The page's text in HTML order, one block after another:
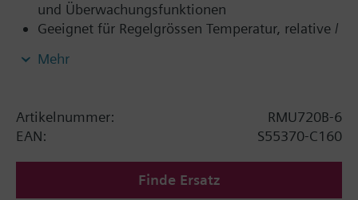
und Überwachungsfunktionen
Geeignet für Regelgrössen Temperatur, relative /
Luftvolumenstrom, Luftqualität etc.
Geprüfte vordefinierte Anwendungen (siehe
Applikationskatalog)
Flexible Konfigurationsmöglichkeit
Klartextbedienung mittels separatem
Mehr
Artikelnummer:
RMU720B-6
EAN:
S55370-C160
Finde Ersatz